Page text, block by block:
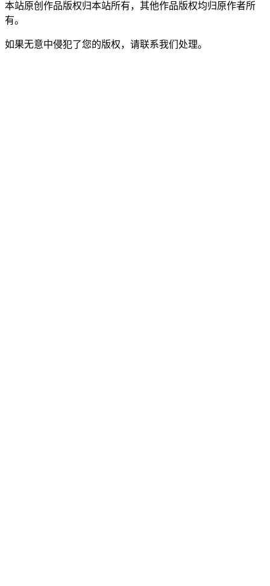
本站原创作品版权归本站所有，其他作品版权均归原作者所
有。
如果无意中侵犯了您的版权，请联系我们处理。